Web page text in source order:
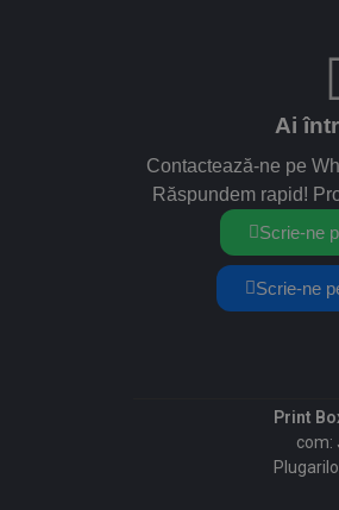
Ai
Contactează-ne pe
Răspundem rapid!
Scrie-ne
Scrie-ne
Print
com: